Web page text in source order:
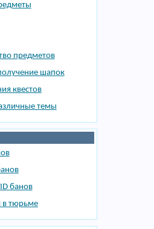
предметов
шапок
квестов
темы
банов
в тюрьме